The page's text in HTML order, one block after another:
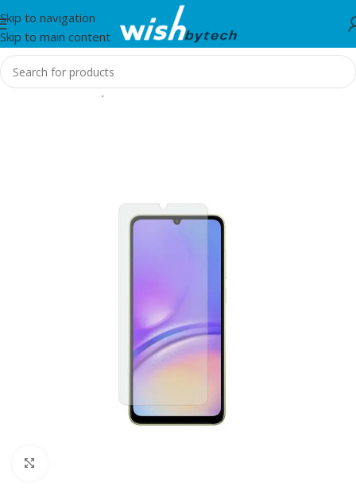
Skip to navigation
Skip to main content
Home/Aksesorë për mobil dhe IT